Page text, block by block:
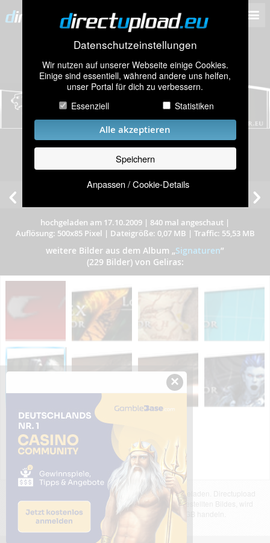
Datenschutzeinstellungen
Wir nutzen auf unserer Webseite einige Cookies.
Einige sind essentiell, während andere uns helfen,
unser Portal für dich zu verbessern.
Essenziell
Statistiken
Alle akzeptieren
Speichern
Anpassen / Cookie-Details
hochgeladen am 17.10.2009 | 840 mal angeschaut |
Auflösung: 500x85 Pixel | Dateigröße: 0,07 MB | Traffic: 55,53 MB
weitere Bilder aus dem Album „Signaturen”
(229 Bilder) von Geliras:
Das dargestellte Bild wurde von einem Nutzer hochgeladen. Directupload
übernimmt keinerlei Haftung für den Inhalt des dargestellten Bildes, wird
jedoch bei Verstößen nach §2(3) unserer AGB handeln.
×